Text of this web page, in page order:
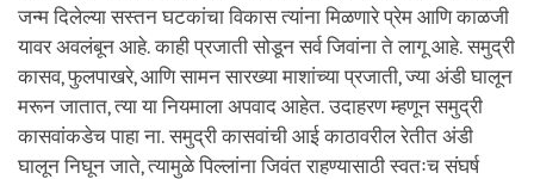
जन्म दिलेल्या सस्तन घटकांचा विकास त्यांना मिळणारे प्रेम आणि काळजी
यावर अवलंबून आहे. काही प्रजाती सोडून सर्व जिवांना ते लागू आहे. समुद्री
कासव, फुलपाखरे, आणि सामन सारख्या माशांच्या प्रजाती, ज्या अंडी घालून
मरून जातात, त्या या नियमाला अपवाद आहेत. उदाहरण म्हणून समुद्री
कासवांकडेच पाहा ना. समुद्री कासवांची आई काठावरील रेतीत अंडी
घालून निघून जाते, त्यामुळे पिल्लांना जिवंत राहण्यासाठी स्वतःच संघर्ष